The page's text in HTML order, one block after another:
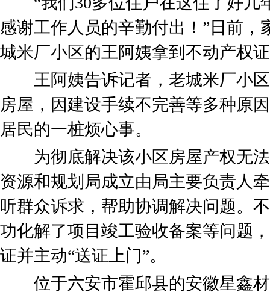
感谢工作人员的辛勤付出！”日前，
城米厂小区的王阿姨拿到不动产权
王阿姨告诉记者，老城米厂小区
房屋，因建设手续不完善等多种原
居民的一桩烦心事。
为彻底解决该小区房屋产权无法
资源和规划局成立由局主要负责人
听群众诉求，帮助协调解决问题。
功化解了项目竣工验收备案等问题
证并主动“送证上门”。
位于六安市霍邱县的安徽星鑫材